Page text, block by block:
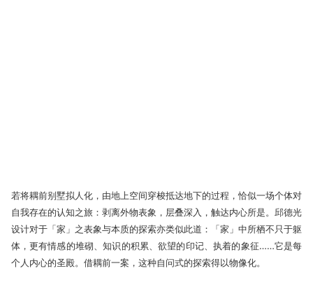
若将耦前别墅拟人化，由地上空间穿梭抵达地下的过程，恰似一场个体对
自我存在的认知之旅：剥离外物表象，层叠深入，触达内心所是。邱德光
设计对于「家」之表象与本质的探索亦类似此道：「家」中所栖不只于躯
体，更有情感的堆砌、知识的积累、欲望的印记、执着的象征……它是每
个人内心的圣殿。借耦前一案，这种自问式的探索得以物像化。